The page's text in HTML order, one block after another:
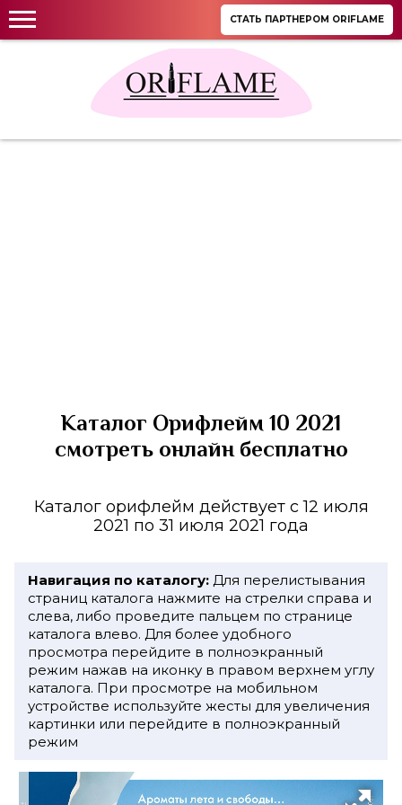
СТАТЬ ПАРТНЕРОМ ORIFLAME
Каталог Орифлейм 10 2021
смотреть онлайн бесплатно
Каталог орифлейм действует с 12 июля
2021 по 31 июля 2021 года
Навигация по каталогу: Для перелистывания
страниц каталога нажмите на стрелки справа и
слева, либо проведите пальцем по странице
каталога влево. Для более удобного
просмотра перейдите в полноэкранный
режим нажав на иконку в правом верхнем углу
каталога. При просмотре на мобильном
устройстве используйте жесты для увеличения
картинки или перейдите в полноэкранный
режим